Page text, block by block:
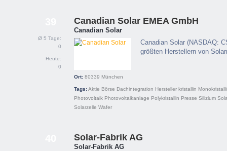
Ø 5 Tage:
0
Heute:
0
Canadian Solar EMEA GmbH
Canadian Solar
Canadian Solar (NASDAQ:
größten Herstellern von
Ort: 80339 München
Tags:Aktie Börse Dachintegration Hersteller kristallin
Photovoltaik Photovoltaikanlage Polykristallin Presse Silizium
Solarzelle Wafer
Solar-Fabrik AG
Solar-Fabrik AG